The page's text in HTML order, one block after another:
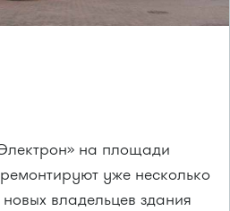
на площади
уже несколько
владельцев здания